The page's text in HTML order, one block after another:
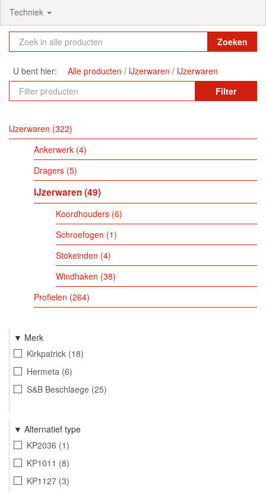
Techniek
Zoeken
U bent hier: Alle producten IJzerwaren
IJzerwaren
Filter
IJzerwaren 322
Ankerwerk 4
Dragers 5
IJzerwaren 49
Koordhouders 6
Schroefogen 1
Stokeinden 4
Windhaken 38
Profielen 264
Merk
Kirkpatrick 18
Hermeta 6
S&B Beschlaege 25
Alternatief type
KP2036 1
KP1011 8
KP1127 3